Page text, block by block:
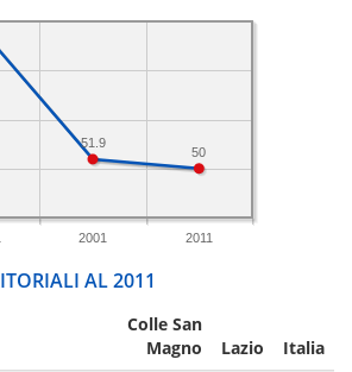
2001 2011
50
51.9
AL 2011
Colle San
Magno
Lazio Italia